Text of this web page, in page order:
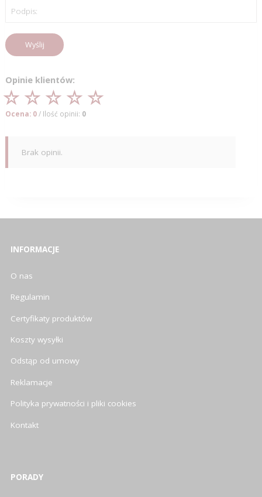
Podpis:
Wyślij
Opinie klientów:
Ocena: 0/ Ilość opinii: 0
Brak opinii.
INFORMACJE
O nas
Regulamin
Certyfikaty produktów
Koszty wysyłki
Odstąp od umowy
Reklamacje
Polityka prywatności i pliki cookies
Kontakt
PORADY